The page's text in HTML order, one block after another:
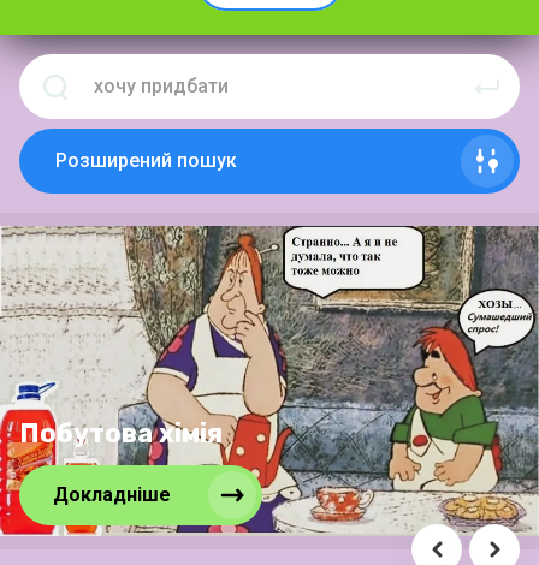
Розширений пошук
Помалюємо?
перейти